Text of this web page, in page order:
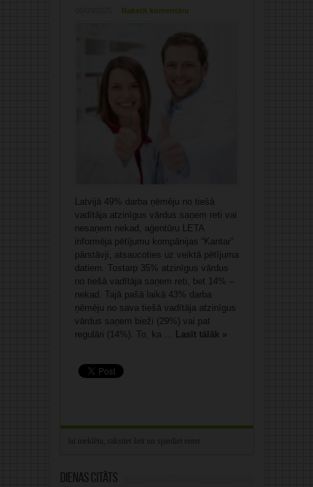
Rakstīt komentāru
Latvijā 49% darba ņēmēju no tiešā
vadītāja atzinīgus vārdus saņem reti vai
nesaņem nekad, aģentūru LETA
informēja pētījumu kompānijas “Kantar”
pārstāvji, atsaucoties uz veiktā pētījuma
datiem. Tostarp 35% atzinīgus vārdus
no tiešā vadītāja saņem reti, bet 14% –
nekad. Tajā pašā laikā 43% darba
ņēmēju no sava tiešā vadītāja atzinīgus
vārdus saņem bieži (29%) vai pat
regulāri (14%). To, ka ... Lasīt tālāk »
Dienas citāts